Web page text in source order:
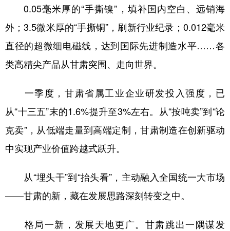
0.05毫米厚的“手撕镍”，填补国内空白、远销海
外；3.5微米厚的“手撕铜”，刷新行业纪录；0.012毫米
直径的超微细电磁线，达到国际先进制造水平……各
类高精尖产品从甘肃突围、走向世界。
一季度，甘肃省属工业企业研发投入强度，已
从“十三五”末的1.6%提升至3%左右。从“按吨卖”到“论
克卖”，从低端走量到高端定制，甘肃制造在创新驱动
中实现产业价值跨越式跃升。
从“埋头干”到“抬头看”，主动融入全国统一大市场
——甘肃的新，藏在发展思路深刻转变之中。
格局一新，发展天地更广。甘肃跳出一隅谋发